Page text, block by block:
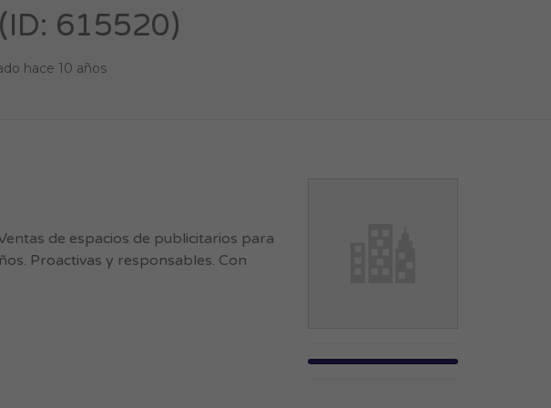
615520)
hace 10 años
de espacios de publicitarios para
Proactivas y responsables. Con